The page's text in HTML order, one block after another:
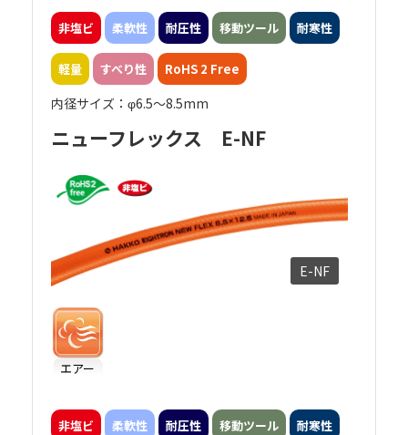
非塩ビ 柔軟性 耐圧性 移動ツール 耐寒性
軽量 すべり性 RoHS 2 Free
内径サイズ：φ6.5～8.5mm
ニューフレックス E-NF
E-NF
エアー
非塩ビ 柔軟性 耐圧性 移動ツール 耐寒性